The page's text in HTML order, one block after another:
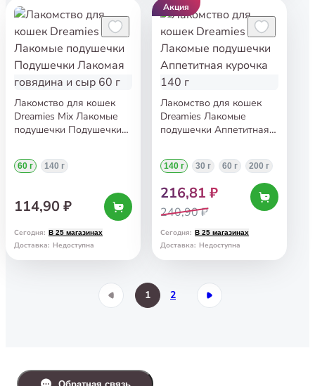
Лакомство для кошек
Dreamies Mix Лакомые
подушечки Подушечки
60 г
60 г 140 г
114,90 ₽
Сегодня: В 25 магазинах
Доставка: Недоступна
Акция
Лакомство для кошек
Dreamies Лакомые
подушечки Аппетитная
140 г 30 г 60 г 200 г
216,81 ₽
240,90 ₽
Сегодня: В 25 магазинах
Доставка: Недоступна
1 2
Обратная связь